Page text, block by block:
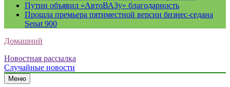
Путин объявил «АвтоВАЗу» благодарность
Прошла премьера пятиместной версии бизнес-седана
Senat 900
Домашний
Новостная рассылка
Случайные новости
Меню